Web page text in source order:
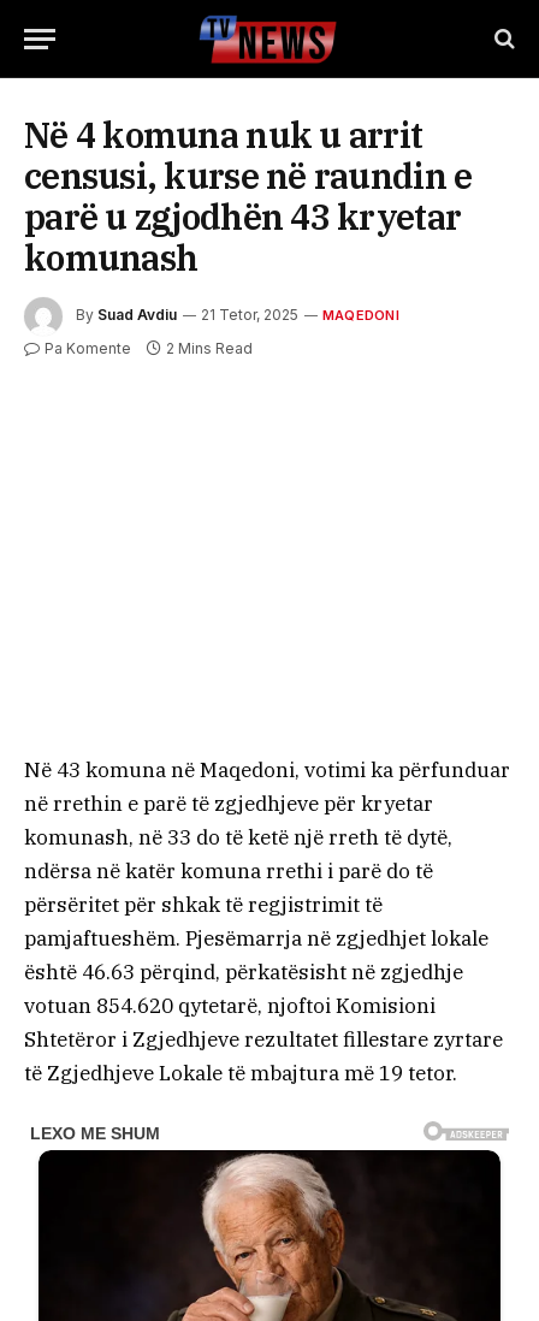
Në 4 komuna nuk u arrit
censusi, kurse në raundin e
parë u zgjodhën 43 kryetar
komunash
By Suad Avdiu 21 Tetor, 2025 MAQEDONI
Pa Komente 2 Mins Read
Në 43 komuna në Maqedoni, votimi ka përfunduar
në rrethin e parë të zgjedhjeve për kryetar
komunash, në 33 do të ketë një rreth të dytë,
ndërsa në katër komuna rrethi i parë do të
përsëritet për shkak të regjistrimit të
pamjaftueshëm. Pjesëmarrja në zgjedhjet lokale
është 46.63 përqind, përkatësisht në zgjedhje
votuan 854.620 qytetarë, njoftoi Komisioni
Shtetëror i Zgjedhjeve rezultatet fillestare zyrtare
të Zgjedhjeve Lokale të mbajtura më 19 tetor.